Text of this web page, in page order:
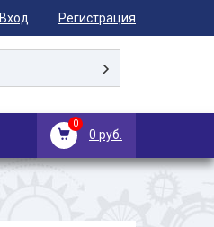
Вход Регистрация
0
0 руб.